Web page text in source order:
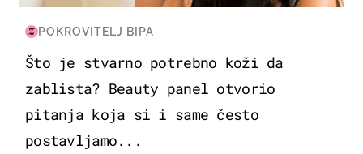
POKROVITELJ BIPA
Što je stvarno potrebno koži da
zablista? Beauty panel otvorio
pitanja koja si i same često
postavljamo...